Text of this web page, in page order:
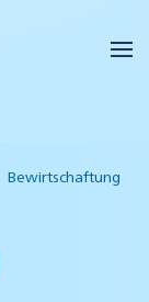
Bewirtschaftung